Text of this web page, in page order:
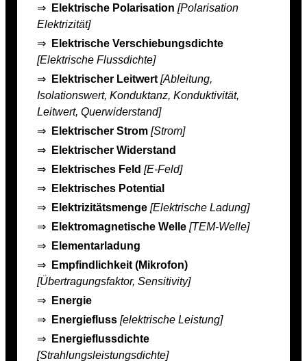
⇒
Elektrische Polarisation [Polarisation
Elektrizität]
⇒
Elektrische Verschiebungsdichte
[Elektrische Flussdichte]
⇒
Elektrischer Leitwert[Ableitung,
Isolationswert, Konduktanz, Konduktivität,
Leitwert, Querwiderstand]
⇒
Elektrischer Strom [Strom]
⇒
Elektrischer Widerstand
⇒
Elektrisches Feld [E-Feld]
⇒
Elektrisches Potential
⇒
Elektrizitätsmenge [Elektrische Ladung]
⇒
Elektromagnetische Welle [TEM-Welle]
⇒
Elementarladung
⇒
Empfindlichkeit (Mikrofon)
[Übertragungsfaktor, Sensitivity]
⇒
Energie
⇒
Energiefluss [elektrische Leistung]
⇒
Energieflussdichte
[Strahlungsleistungsdichte]